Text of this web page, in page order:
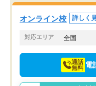
塾を受けています。狙い
つ成績も上がり、苦手意
てきたので、さらに苦手
でお願いしました。来年
オンライン校 詳しく
対応エリア 全国
通話
無料 電